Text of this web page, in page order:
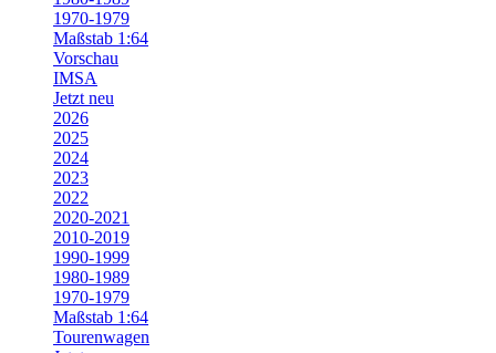
1970-1979
Maßstab 1:64
Vorschau
IMSA
Jetzt neu
2026
2025
2024
2023
2022
2020-2021
2010-2019
1990-1999
1980-1989
1970-1979
Maßstab 1:64
Tourenwagen